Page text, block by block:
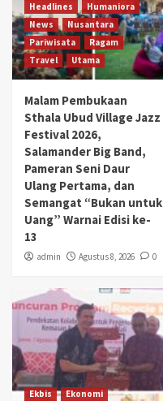
Headlines
Humaniora
News
Nusantara
Pariwisata
Ragam
Travel
Utama
Malam Pembukaan
Sthala Ubud Village Jazz
Festival 2026,
Salamander Big Band,
Pameran Seni Daur
Ulang Pertama, dan
Semangat “Bukan untuk
Uang” Warnai Edisi ke-
13
admin Agustus 8, 2026 0
Ekbis
Ekonomi